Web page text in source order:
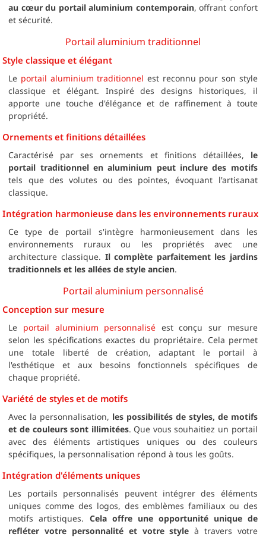
au cœur du portail aluminium contemporain, offrant confort
et sécurité.
Portail aluminium traditionnel
Style classique et élégant
Le portail aluminium traditionnel est reconnu pour son style
classique et élégant. Inspiré des designs historiques, il
apporte une touche d'élégance et de raffinement à toute
propriété.
Ornements et finitions détaillées
Caractérisé par ses ornements et finitions détaillées, le
portail traditionnel en aluminium peut inclure des motifs
tels que des volutes ou des pointes, évoquant l'artisanat
classique.
Intégration harmonieuse dans les environnements ruraux
Ce type de portail s'intègre harmonieusement dans les
environnements ruraux ou les propriétés avec une
architecture classique. Il complète parfaitement les jardins
traditionnels et les allées de style ancien.
Portail aluminium personnalisé
Conception sur mesure
Le portail aluminium personnalisé est conçu sur mesure
selon les spécifications exactes du propriétaire. Cela permet
une totale liberté de création, adaptant le portail à
l'esthétique et aux besoins fonctionnels spécifiques de
chaque propriété.
Variété de styles et de motifs
Avec la personnalisation, les possibilités de styles, de motifs
et de couleurs sont illimitées. Que vous souhaitiez un portail
avec des éléments artistiques uniques ou des couleurs
spécifiques, la personnalisation répond à tous les goûts.
Intégration d'éléments uniques
Les portails personnalisés peuvent intégrer des éléments
uniques comme des logos, des emblèmes familiaux ou des
motifs artistiques. Cela offre une opportunité unique de
refléter votre personnalité et votre style à travers votre